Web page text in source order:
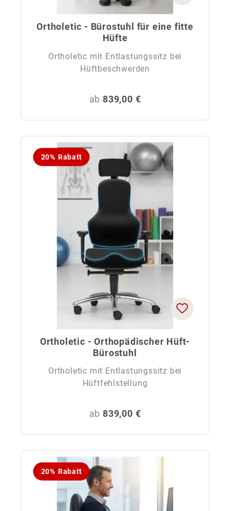
Ortholetic - Bürostuhl für eine fitte
Hüfte
Ortholetic mit Entlastungssitz bei
Hüftbeschwerden
Regulärer Preis:
ab 839,00 €
20% Rabatt
Ortholetic - Orthopädischer Hüft-
Bürostuhl
Ortholetic mit Entlastungssitz bei
Hüftfehlstellung
Regulärer Preis:
ab 839,00 €
20% Rabatt